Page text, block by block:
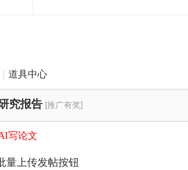
道具中心
究报告 [推广有奖]
写论文
量上传发帖按钮